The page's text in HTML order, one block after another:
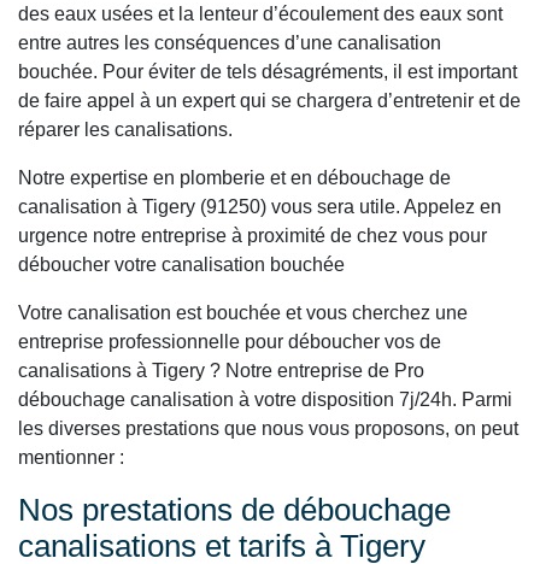
des eaux usées et la lenteur d’écoulement des eaux sont
entre autres les conséquences d’une canalisation
bouchée. Pour éviter de tels désagréments, il est important
de faire appel à un expert qui se chargera d’entretenir et de
réparer les canalisations.
Notre expertise en plomberie et en débouchage de
canalisation à Tigery (91250) vous sera utile. Appelez en
urgence notre entreprise à proximité de chez vous pour
déboucher votre canalisation bouchée
Votre canalisation est bouchée et vous cherchez une
entreprise professionnelle pour déboucher vos de
canalisations à Tigery ? Notre entreprise de Pro
débouchage canalisation à votre disposition 7j/24h. Parmi
les diverses prestations que nous vous proposons, on peut
mentionner :
Nos prestations de débouchage
canalisations et tarifs à Tigery